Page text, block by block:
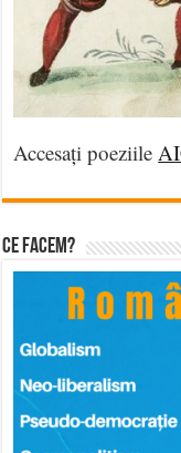
Accesați poeziile
Ce facem?